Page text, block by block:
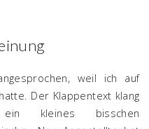
weil ich auf
Der Klappentext klang
kleines bisschen